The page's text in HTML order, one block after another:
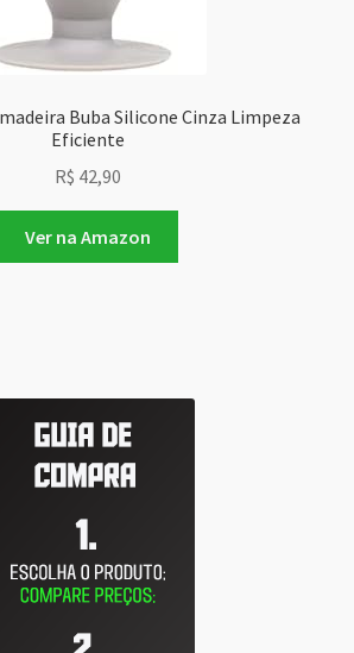
Buba Silicone Cinza Limpeza
Eficiente
R$ 42,90
Ver na Amazon